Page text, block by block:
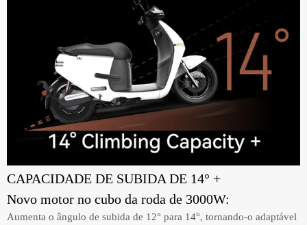
CAPACIDADE DE SUBIDA DE 14° +
Novo motor no cubo da roda de 3000W:
Aumenta o ângulo de subida de 12° para 14°, tornando-o adaptável